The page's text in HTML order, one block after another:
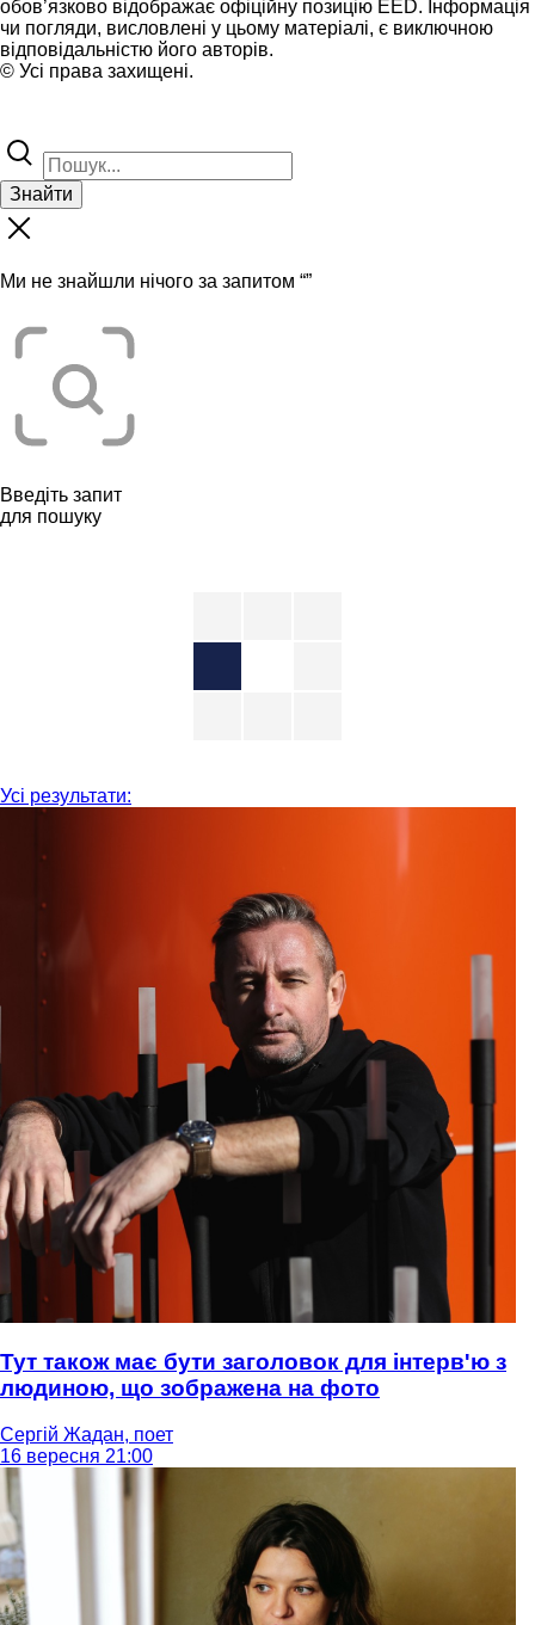
обов’язково відображає офіційну позицію EED. Інформація
чи погляди, висловлені у цьому матеріалі, є виключною
відповідальністю його авторів.
© Усі права захищені.
Знайти
Ми не знайшли нічого за запитом “”
Введіть запит
для пошуку
Усі результати:
Тут також має бути заголовок для інтерв'ю з
людиною, що зображена на фото
Сергій Жадан, поет
16 вересня 21:00